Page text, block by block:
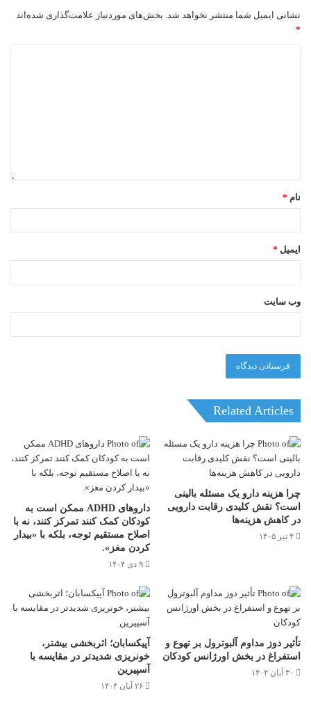
نشانی ایمیل شما منتشر نخواهد شد. بخش‌های موردنیاز علامت‌گذاری شده‌اند
*
نام *
ایمیل *
وب‌ سایت
Related Articles
چرا هزینه دارو یک مسئله بالینی
است؟ نقش کلیدی رقابت دارویی
در کاهش هزینه‌ها
۴ تیر ۱۴۰۵
داروهای ADHD ممکن است به
کودکان کمک کنند تمرکز کنند، نه با
اصلاح مستقیم توجه، بلکه با «بیدار
کردن مغز».
۹ دی ۱۴۰۴
تأثیر دوز مداوم آلبوترول بر تهوع و
استفراغ در بخش اورژانس کودکان
۳۰ آبان ۱۴۰۴
آپیکسابان؛ اثربخشی بیشتر،
خونریزی شدیدتر در مقایسه با
آسپیرین
۲۶ آبان ۱۴۰۴